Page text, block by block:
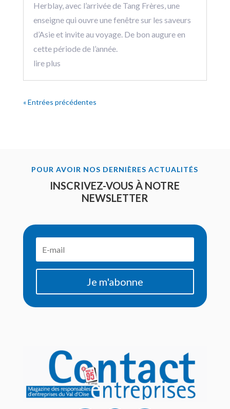
Herblay, avec l’arrivée de Tang Frères, une
enseigne qui ouvre une fenêtre sur les saveurs
d’Asie et invite au voyage. De bon augure en
cette période de l’année.
lire plus
« Entrées précédentes
POUR AVOIR NOS DERNIÈRES ACTUALITÉS
INSCRIVEZ-VOUS À NOTRE
NEWSLETTER
Je m'abonne